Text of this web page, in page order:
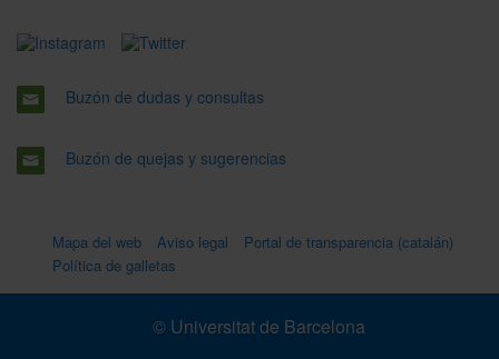
Buzón de dudas y consultas
Buzón de quejas y sugerencias
Mapa del web Aviso legal
Portal de transparencia (catalán)
Política de galletas
© Universitat de Barcelona